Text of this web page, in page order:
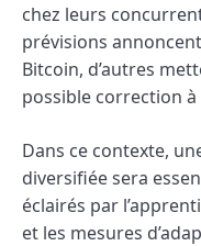
chez leurs
prévisions
Bitcoin, d’autres
possible correction
Dans ce contexte,
diversifiée sera
éclairés par
et les mesures